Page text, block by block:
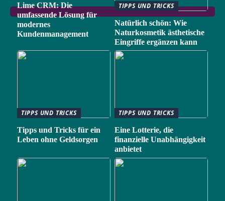
Lime CRM: Die
umfassende Lösung für
modernes
Kundenmanagement
TIPPS UND TRICKS
Natürlich schön: Wie
Naturkosmetik ästhetische
Eingriffe ergänzen kann
TIPPS UND TRICKS
Tipps und Tricks für ein
Leben ohne Geldsorgen
TIPPS UND TRICKS
Eine Lotterie, die
finanzielle Unabhängigkeit
anbietet